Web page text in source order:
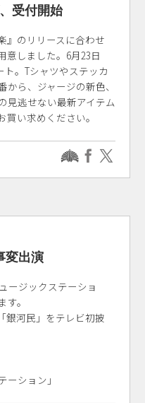
受付開始
』のリリースに合わせ
意しました。6月23日
ト。Tシャツやステッカ
ら、ジャージの新色、
見逃せない最新アイテム
い求めください。
変出演
ージックステーショ
。
銀河民」をテレビ初披
ション」